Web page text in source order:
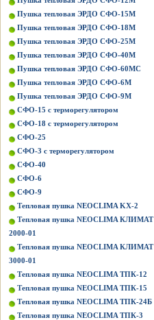
Пушка тепловая ЭРДО СФО-15М
Пушка тепловая ЭРДО СФО-18М
Пушка тепловая ЭРДО СФО-25М
Пушка тепловая ЭРДО СФО-40М
Пушка тепловая ЭРДО СФО-60МС
Пушка тепловая ЭРДО СФО-6М
Пушка тепловая ЭРДО СФО-9М
СФО-15 с терморегулятором
СФО-18 с терморегулятором
СФО-25
СФО-3 с терморегулятором
СФО-40
СФО-6
СФО-9
Тепловая пушка NEOCLIMA KХ-2
Тепловая пушка NEOCLIMA КЛИМАТ
2000-01
Тепловая пушка NEOCLIMA КЛИМАТ
3000-01
Тепловая пушка NEOCLIMA ТПК-12
Тепловая пушка NEOCLIMA ТПК-15
Тепловая пушка NEOCLIMA ТПК-24Б
Тепловая пушка NEOCLIMA ТПК-3